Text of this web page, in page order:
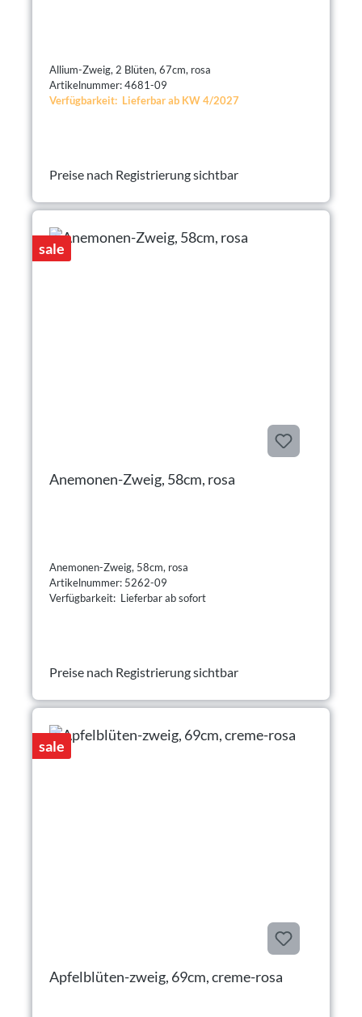
Allium-Zweig, 2 Blüten, 67cm, rosa
Artikelnummer: 4681-09
Verfügbarkeit: Lieferbar ab KW 4/2027
Preise nach Registrierung sichtbar
sale
Anemonen-Zweig, 58cm, rosa
Anemonen-Zweig, 58cm, rosa
Artikelnummer: 5262-09
Verfügbarkeit: Lieferbar ab sofort
Preise nach Registrierung sichtbar
sale
Apfelblüten-zweig, 69cm, creme-rosa